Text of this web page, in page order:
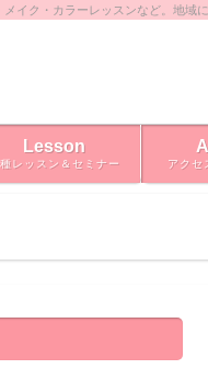
イク・カラーレッスンなど。地域
Lesson
レッスン＆セミナー アクセ